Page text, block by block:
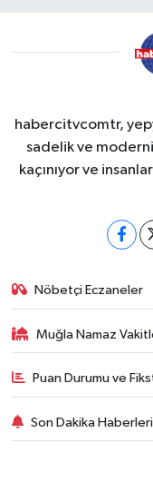
habercitvcomtr,
sadelik ve
kaçınıyor ve
Nöbetçi Eczaneler
Muğla Namaz
Puan Durumu ve
Son Dakika Haberleri